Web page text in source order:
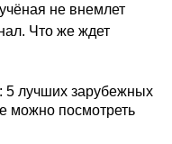
не внемлет
Что же ждет